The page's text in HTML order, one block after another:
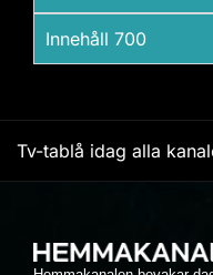
Innehåll 700​
Tv-tablå idag alla